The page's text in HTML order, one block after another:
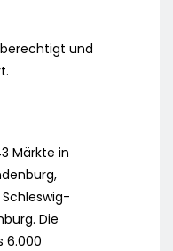
und
Märkte in
Die
6.000